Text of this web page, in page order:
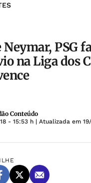
Neymar, PSG
na Liga dos
Conteúdo
- 15:53 h | Atualizada em